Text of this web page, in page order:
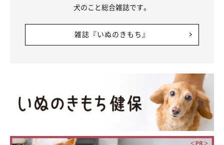
最後に紹介するのは、「自分のこと、犬だと思ってないんじゃな
い？」と思えるエピソード！
った前歯がちらっと覗いて、女優のような口元になります」
「飼い主と愛犬とソファーでくつろいでいるとき。寒かったので
毛布にくるまっていると、愛犬も一緒に入ってきました。ところ
が、寝る場所の具合が合わなかったのか、どんどん中に潜り込
犬のこと総合雑誌です。
雑誌『いぬのきもち』